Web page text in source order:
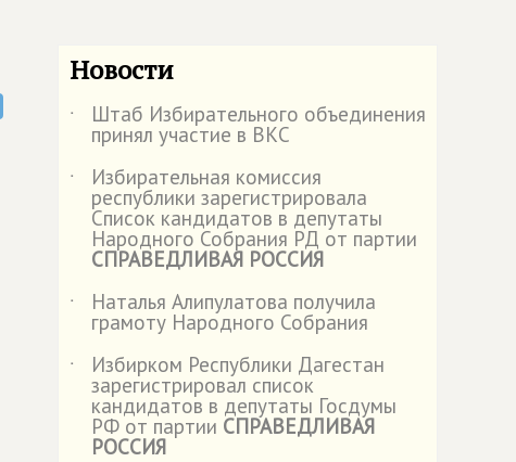
Новости
˙ Штаб Избирательного объединения
принял участие в ВКС
˙
Избирательная комиссия
республики зарегистрировала
Список кандидатов в депутаты
Народного Собрания РД от партии
СПРАВЕДЛИВАЯ РОССИЯ
˙
Наталья Алипулатова получила
грамоту Народного Собрания
˙
Избирком Республики Дагестан
зарегистрировал список
кандидатов в депутаты Госдумы
РФ от партии СПРАВЕДЛИВАЯ
РОССИЯ